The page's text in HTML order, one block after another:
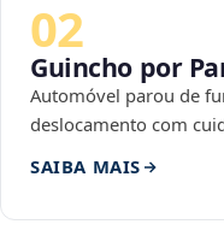
02
Guincho por
Automóvel parou de
deslocamento com
SAIBA MAIS